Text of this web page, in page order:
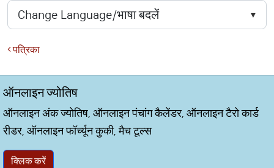
पत्रिका
ऑनलाइन ज्योतिष
ऑनलाइन अंक ज्योतिष, ऑनलाइन पंचांग कैलेंडर, ऑनलाइन टैरो कार्ड
रीडर, ऑनलाइन फॉर्च्यून कुकी, मैच टूल्स
क्लिक करें